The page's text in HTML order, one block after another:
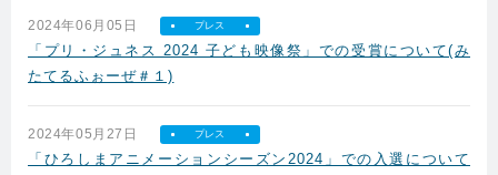
2024年06月05日 プレス
「プリ・ジュネス 2024 子ども映像祭」での受賞について(み
たてるふぉーぜ＃１)
2024年05月27日 プレス
「ひろしまアニメーションシーズン2024」での入選について